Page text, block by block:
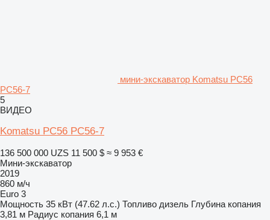
мини-экскаватор Komatsu PC56
PC56-7
5
ВИДЕО
Komatsu PC56 PC56-7
136 500 000 UZS 11 500 $ ≈ 9 953 €
Мини-экскаватор
2019
860 м/ч
Euro 3
Мощность 35 кВт (47.62 л.с.) Топливо дизель Глубина копания
3,81 м Радиус копания 6,1 м